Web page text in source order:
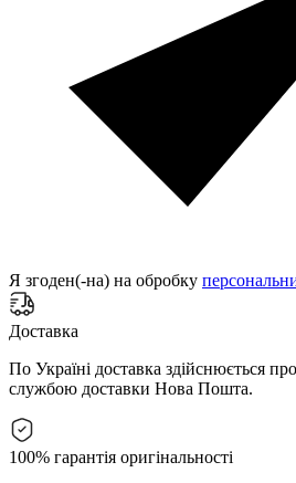
Я згоден(-на) на обробку
Доставка
По Україні доставка здійснюється
службою доставки Нова Пошта.
100% гарантія оригінальності